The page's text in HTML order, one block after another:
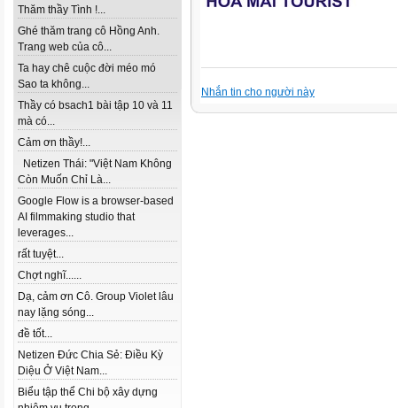
Thăm thầy Tình !...
Ghé thăm trang cô Hồng Anh.
Trang web của cô...
Ta hay chê cuộc đời méo mó
Sao ta không...
Thầy có bsach1 bài tập 10 và 11
mà có...
Cảm ơn thầy!...
Netizen Thái: "Việt Nam Không
Còn Muốn Chỉ Là...
Google Flow is a browser-based
AI filmmaking studio that
leverages...
rất tuyệt...
Chợt nghĩ......
Dạ, cảm ơn Cô. Group Violet lâu
nay lặng sóng...
đề tốt...
Netizen Đức Chia Sẻ: Điều Kỳ
Diệu Ở Việt Nam...
Biểu tập thể Chi bộ xây dựng
Nhắn tin cho người này